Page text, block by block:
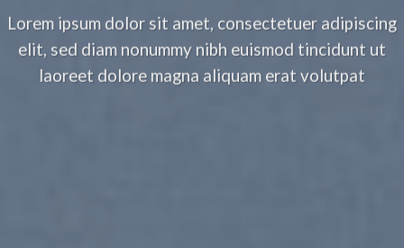
Lorem ipsum dolor sit amet, consectetuer adipiscing
elit, sed diam nonummy nibh euismod tincidunt ut
laoreet dolore magna aliquam erat volutpat